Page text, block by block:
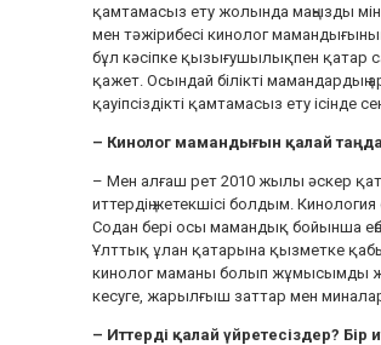
қамтамасыз ету жолында маңызды
мен тәжірибесі кинолог
бұл кәсіпке қызығушылықпен қатар
қажет. Осындай білікті мамандардың
қауіпсіздікті қамтамасыз ету ісінде
– Кинолог мамандығын қалай
– Мен алғаш рет 2010 жылы әскер
иттердің жетекшісі болдым.
Содан бері осы мамандық бойынша
Ұлттық ұлан қатарына қызметке
кинолог маманы болып жұмысымды
кесуге, жарылғыш заттар мен
– Иттерді қалай үйретесіздер? Бір